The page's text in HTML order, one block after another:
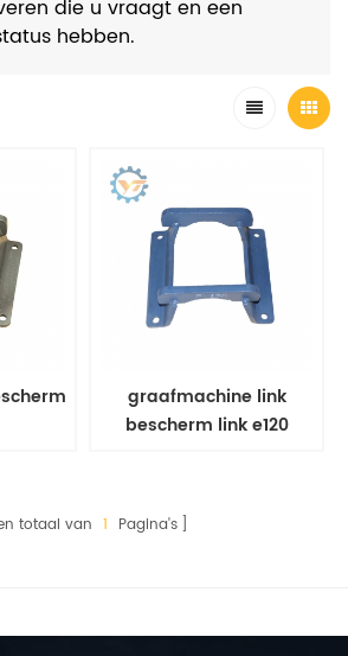
die u vraagt ​​en een
hebben.
graafmachine link
bescherm link e120
totaal van 1 Pagina's